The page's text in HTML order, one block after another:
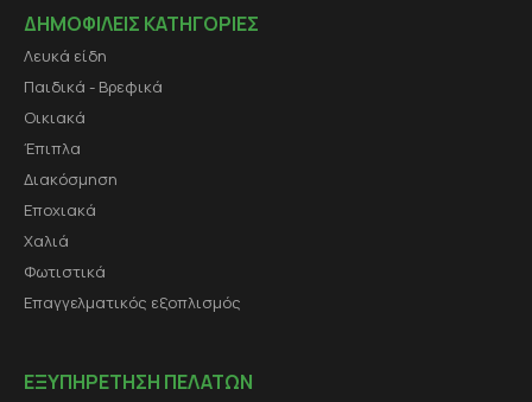
ΔΗΜΟΦΙΛΕΙΣ ΚΑΤΗΓΟΡΙΕΣ
Λευκά είδη
Παιδικά - Βρεφικά
Οικιακά
Έπιπλα
Διακόσμηση
Εποχιακά
Χαλιά
Φωτιστικά
Επαγγελματικός εξοπλισμός
ΕΞΥΠΗΡΕΤΗΣΗ ΠΕΛΑΤΩΝ